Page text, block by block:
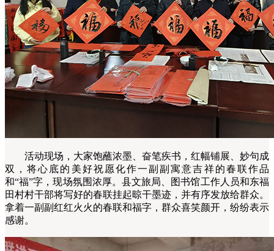
活动现场，大家饱蘸浓墨、奋笔疾书，红幅铺展、妙句成
双，将心底的美好祝愿化作一副副寓意吉祥的春联作品
和“福”字，现场氛围浓厚。 县文旅局、图书馆工作人员和东福
田村村干部将写好的春联挂起晾干墨迹，并有序发放给群众。
拿着一副副红红火火的春联和福字，群众喜笑颜开，纷纷表示
感谢。